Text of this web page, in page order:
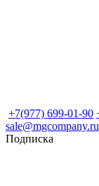
+7(977) 699-01-90
sale@mgcompany.ru
Подписка